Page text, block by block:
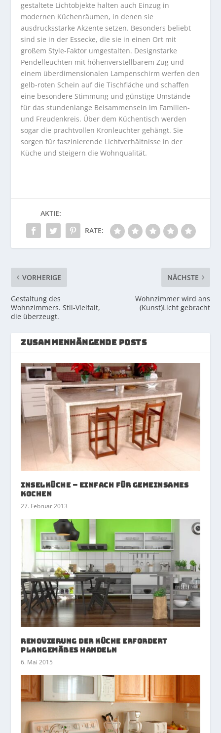
gestaltete Lichtobjekte halten auch Einzug in
modernen Küchenräumen, in denen sie
ausdrucksstarke Akzente setzen. Besonders beliebt
sind sie in der Essecke, die sie in einen Ort mit
großem Style-Faktor umgestalten. Designstarke
Pendelleuchten mit höhenverstellbarem Zug und
einem überdimensionalen Lampenschirm werfen den
gelb-roten Schein auf die Tischfläche und schaffen
eine besondere Stimmung und günstige Umstände
für das stundenlange Beisammensein im Familien-
und Freudenkreis. Über dem Küchentisch werden
sogar die prachtvollen Kronleuchter gehängt. Sie
sorgen für faszinierende Lichtverhältnisse in der
Küche und steigern die Wohnqualität.
AKTIE:
RATE:
VORHERIGE
Gestaltung des
Wohnzimmers. Stil-Vielfalt,
die überzeugt.
NÄCHSTE
Wohnzimmer wird ans
(Kunst)Licht gebracht
ZUSAMMENHÄNGENDE POSTS
Inselküche – einfach für gemeinsames
Kochen
27. Februar 2013
Renovierung der Küche erfordert
plangemäßes Handeln
6. Mai 2015